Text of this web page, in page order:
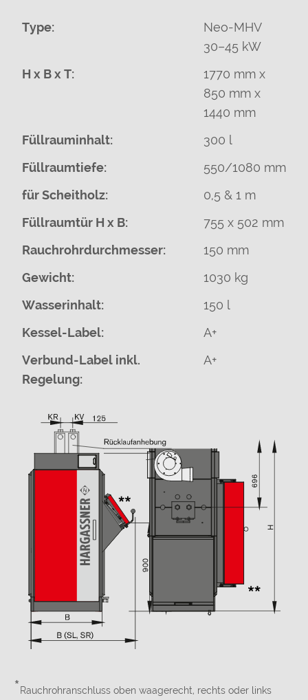
Type:
Neo-MHV
30–45 kW
H x B x T:
1770 mm x
850 mm x
1440 mm
Füllrauminhalt:
300 l
Füllraumtiefe:
550/1080 mm
für Scheitholz:
0,5 & 1 m
Füllraumtür H x B:
755 x 502 mm
Rauchrohrdurchmesser:
150 mm
Gewicht:
1030 kg
Wasserinhalt:
150 l
Kessel-Label:
A+
Verbund-Label inkl.
Regelung:
A+
* Rauchrohranschluss oben waagerecht, rechts oder links